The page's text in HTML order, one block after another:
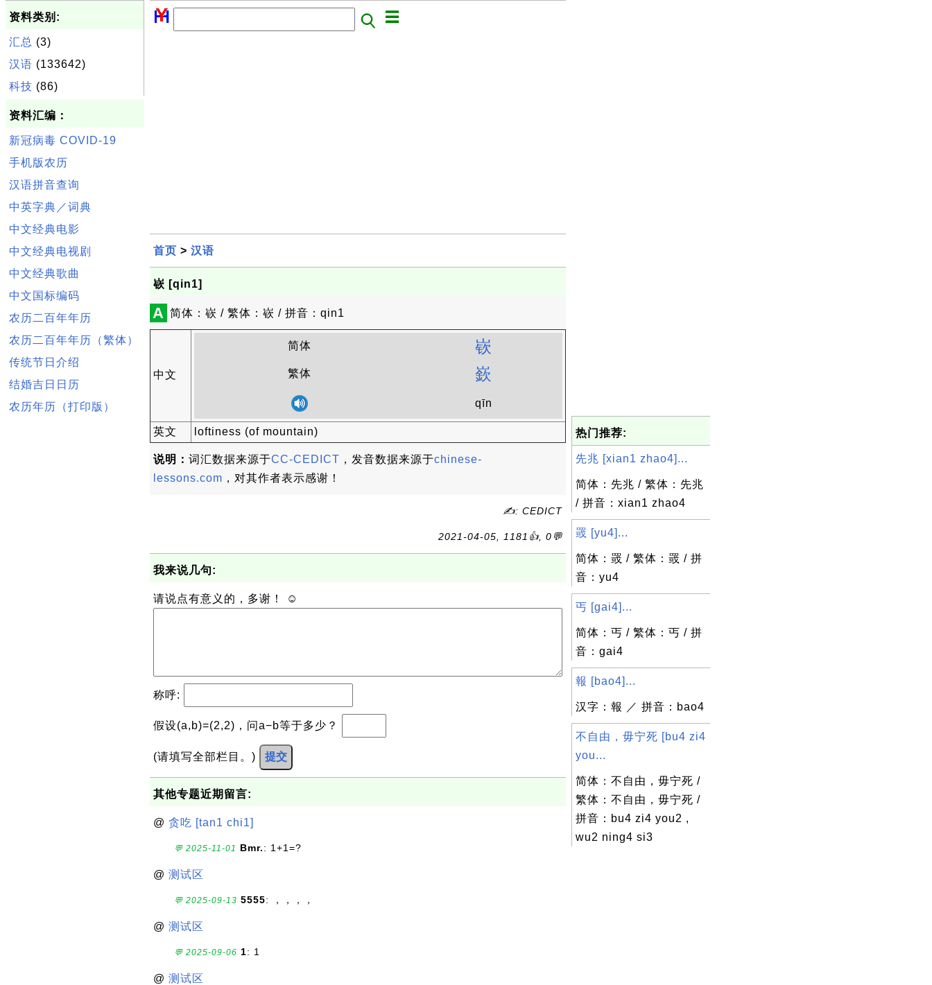
资料类别:
汇总 (3)
汉语 (133642)
科技 (86)
资料汇编：
新冠病毒 COVID-19
手机版农历
汉语拼音查询
中英字典／词典
中文经典电影
中文经典电视剧
中文经典歌曲
中文国标编码
农历二百年年历
农历二百年年历（繁体）
传统节日介绍
结婚吉日日历
农历年历（打印版）
首页 > 汉语
嵚 [qin1]
A 简体：嵚 / 繁体：嵚 / 拼音：qin1
中文
简体 嵚
繁体 嶔
qīn
英文 loftiness (of mountain)
说明： 词汇数据来源于CC-CEDICT ，发音数据来源于chinese-
lessons.com ，对其作者表示感谢！
✍: CEDICT
2021-04-05, 1181👍, 0💬
我来说几句:
请说点有意义的，多谢！ ☺
称呼:
假设(a,b)=(2,2)，问a−b等于多少？
(请填写全部栏目。) 提交
其他专题近期留言:
@ 贪吃 [tan1 chi1]
💬 2025-11-01 Bmr.: 1+1=?
@ 测试区
💬 2025-09-13 5555: ，，，，
@ 测试区
💬 2025-09-06 1: 1
@ 测试区
热门推荐:
先兆 [xian1 zhao4]...
简体：先兆 / 繁体：先兆
/ 拼音：xian1 zhao4
罭 [yu4]...
简体：罭 / 繁体：罭 / 拼
音：yu4
丐 [gai4]...
简体：丐 / 繁体：丐 / 拼
音：gai4
報 [bao4]...
汉字：報 ／ 拼音：bao4
不自由，毋宁死 [bu4 zi4
you...
简体：不自由，毋宁死 /
繁体：不自由，毋宁死 /
拼音：bu4 zi4 you2 ,
wu2 ning4 si3